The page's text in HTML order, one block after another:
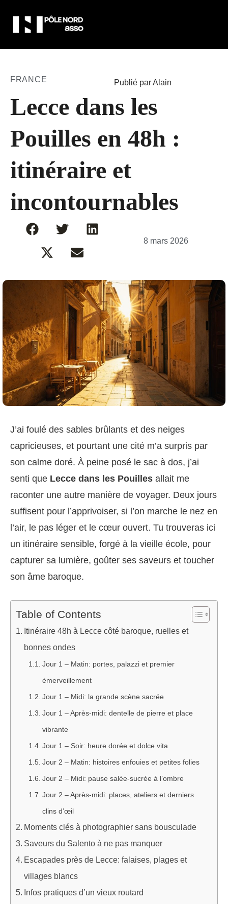
FRANCE Publié par Alain
Lecce dans les
Pouilles en 48h :
itinéraire et
incontournables
8 mars 2026
J’ai foulé des sables brûlants et des neiges
capricieuses, et pourtant une cité m’a surpris par
son calme doré. À peine posé le sac à dos, j’ai
senti que Lecce dans les Pouilles allait me
raconter une autre manière de voyager. Deux jours
suffisent pour l’apprivoiser, si l’on marche le nez en
l’air, le pas léger et le cœur ouvert. Tu trouveras ici
un itinéraire sensible, forgé à la vieille école, pour
capturer sa lumière, goûter ses saveurs et toucher
son âme baroque.
Table of Contents
Itinéraire 48h à Lecce côté baroque, ruelles et
bonnes ondes
Jour 1 – Matin: portes, palazzi et premier
émerveillement
Jour 1 – Midi: la grande scène sacrée
Jour 1 – Après-midi: dentelle de pierre et place
vibrante
Jour 1 – Soir: heure dorée et dolce vita
Jour 2 – Matin: histoires enfouies et petites folies
Jour 2 – Midi: pause salée-sucrée à l’ombre
Jour 2 – Après-midi: places, ateliers et derniers
clins d’œil
Moments clés à photographier sans bousculade
Saveurs du Salento à ne pas manquer
Escapades près de Lecce: falaises, plages et
villages blancs
Infos pratiques d’un vieux routard